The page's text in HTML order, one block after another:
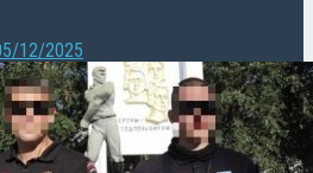
12/2025